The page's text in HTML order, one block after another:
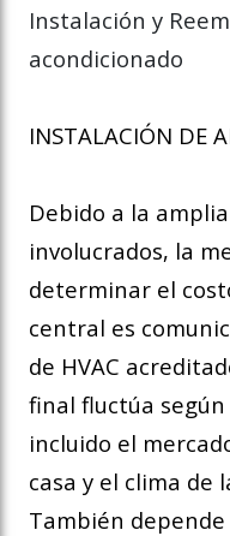
Instalación y
acondicionado
INSTALACIÓN DE
Debido a la
involucrados, la
determinar el
central es
de HVAC
final fluctúa
incluido el
casa y el clima de
También